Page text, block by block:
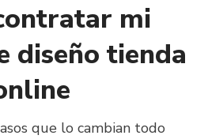
mi
diseño tienda
que lo cambian todo